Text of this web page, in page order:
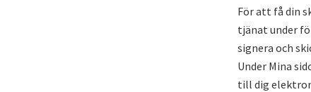
För att få din
tjänat under
signera och
Under Mina
till dig